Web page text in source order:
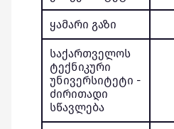
ყამარი გაზი
საქართველოს
ტექნიკური
უნივერსიტეტი -
ძირითადი
სწავლება